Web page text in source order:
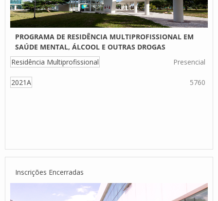
PROGRAMA DE RESIDÊNCIA MULTIPROFISSIONAL EM
SAÚDE MENTAL, ÁLCOOL E OUTRAS DROGAS
Residência Multiprofissional
Presencial
2021A 5760
Inscrições Encerradas